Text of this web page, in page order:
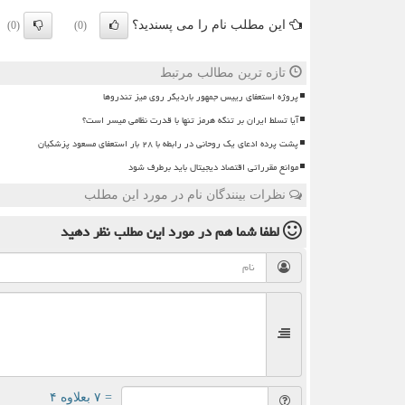
این مطلب نام را می پسندید؟ (0)
(0)
تازه ترین مطالب مرتبط
پروژه استعفای رییس جمهور باردیگر روی میز تندروها
آیا تسلط ایران بر تنگه هرمز تنها با قدرت نظامی میسر است؟
پشت پرده ادعای یک روحانی در رابطه با ۲۸ بار استعفای مسعود پزشکیان
موانع مقرراتی اقتصاد دیجیتال باید برطرف شود
نظرات بینندگان نام در مورد این مطلب
لطفا شما همدر مورد این مطلبنظر دهید
= ۷ بعلاوه ۴